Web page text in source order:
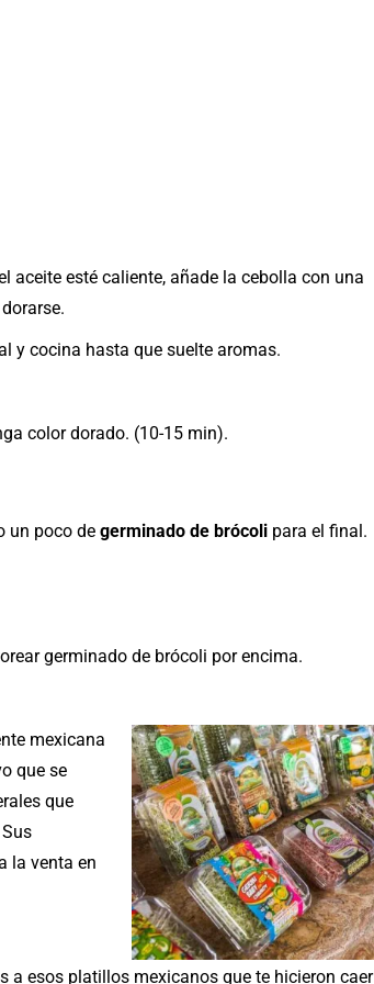
aceite esté caliente, añade la cebolla con una
y cocina hasta que suelte aromas.
color dorado. (10-15 min).
un poco de germinado de brócoli para el final.
germinado de brócoli por encima.
mexicana
que se
que
la venta en
esos platillos mexicanos que te hicieron caer